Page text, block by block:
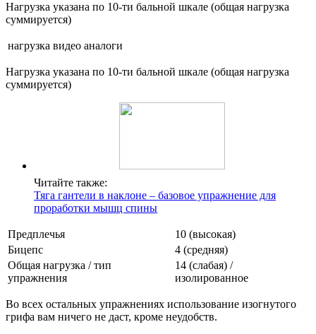
Нагрузка указана по 10-ти бальной шкале (общая нагрузка
суммируется)
нагрузка видео аналоги
Нагрузка указана по 10-ти бальной шкале (общая нагрузка
суммируется)
Читайте также:
Тяга гантели в наклоне – базовое упражнение для
проработки мышц спины
Предплечья
10 (высокая)
Бицепс
4 (средняя)
Общая нагрузка / тип
упражнения
14 (слабая) /
изолированное
Во всех остальных упражнениях использование изогнутого
грифа вам ничего не даст, кроме неудобств.